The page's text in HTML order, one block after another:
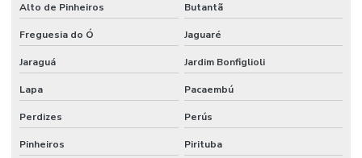
AUTOMAÇÃO
RESIDENCIAL
RESIDENCIAL
Alto de Pinheiros Butantã
Freguesia do Ó Jaguaré
Jaraguá Jardim Bonfiglioli
Lapa Pacaembú
Perdizes Perús
Pinheiros Pirituba